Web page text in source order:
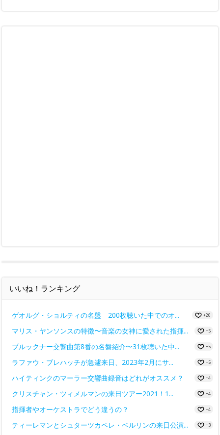
いいね！ランキング
ゲオルグ・ショルティの名盤 200枚聴いた中でのオ... +20
マリス・ヤンソンスの特徴〜音楽の女神に愛された指揮... +5
ブルックナー交響曲第8番の名盤紹介〜31枚聴いた中... +5
ラファウ・ブレハッチが急遽来日、2023年2月にサ... +5
ハイティンクのマーラー交響曲録音はどれがオススメ？ +4
クリスチャン・ツィメルマンの来日ツアー2021！1... +4
指揮者やオーケストラでどう違うの？ +4
ティーレマンとシュターツカペレ・ベルリンの来日公演... +3